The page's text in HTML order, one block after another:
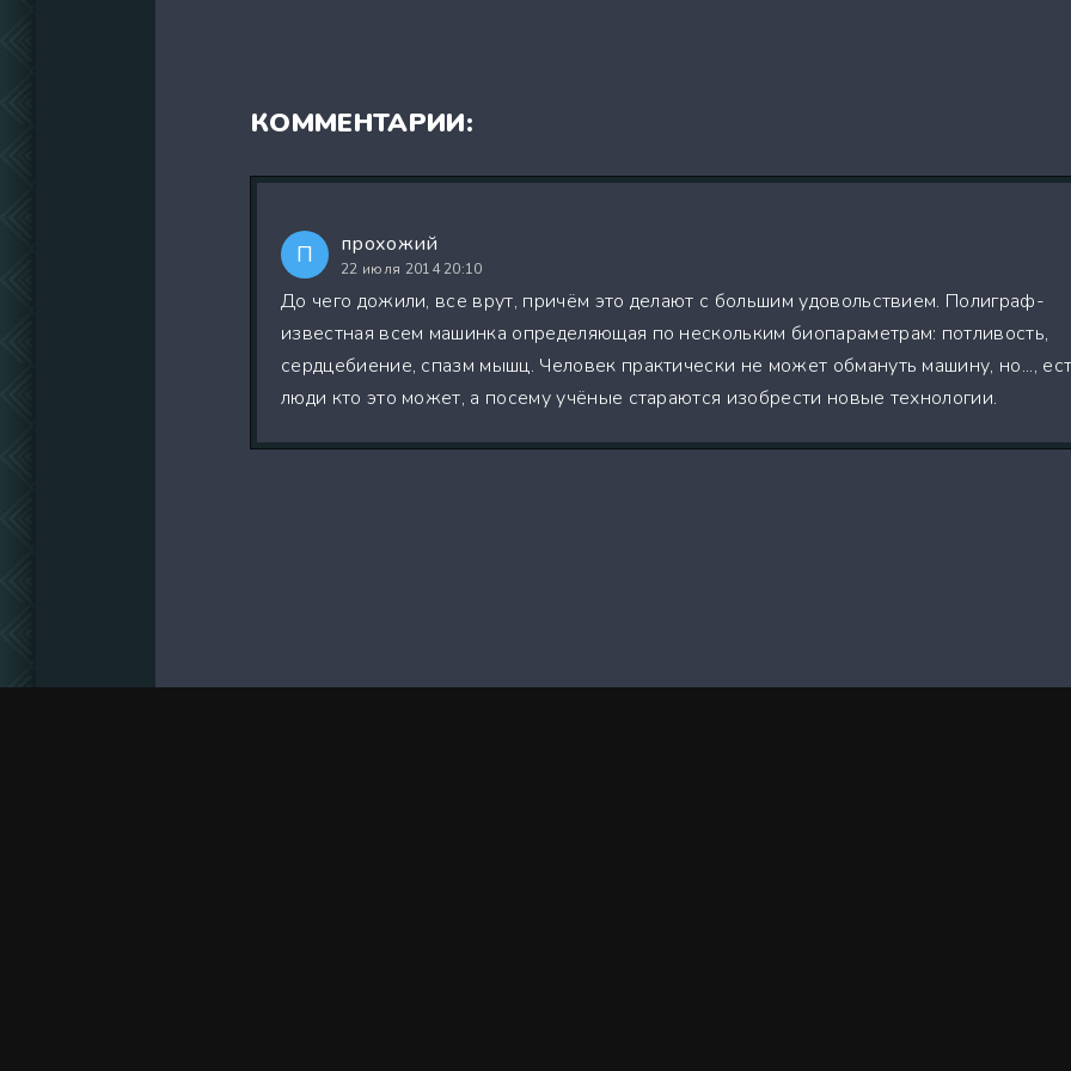
КОММЕНТАРИИ:
П прохожий
22 июля 2014 20:10
До чего дожили, все врут, причём это делают с большим удовольствием. Полиграф-
известная всем машинка определяющая по нескольким биопараметрам: потливость,
сердцебиение, спазм мышц. Человек практически не может обмануть машину, но...,
люди кто это может, а посему учёные стараются изобрести новые технологии.